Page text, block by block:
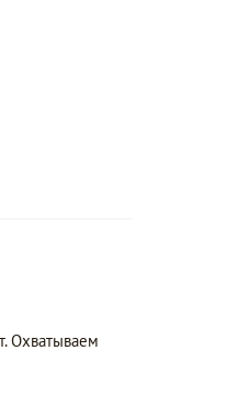
Охватываем